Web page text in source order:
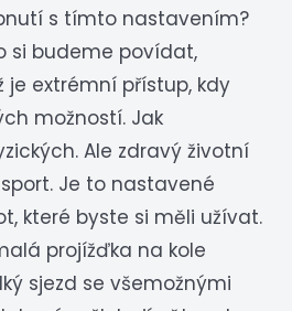
s tímto nastavením?
si budeme povídat,
je extrémní přístup, kdy
možností. Jak
Ale zdravý životní
Je to nastavené
které byste si měli užívat.
projížďka na kole
sjezd se všemožnými